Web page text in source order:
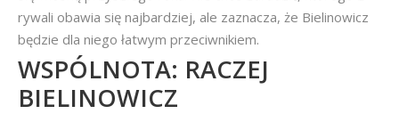
rywali obawia się najbardziej, ale zaznacza, że Bielinowicz
będzie dla niego łatwym przeciwnikiem.
WSPÓLNOTA: RACZEJ
BIELINOWICZ